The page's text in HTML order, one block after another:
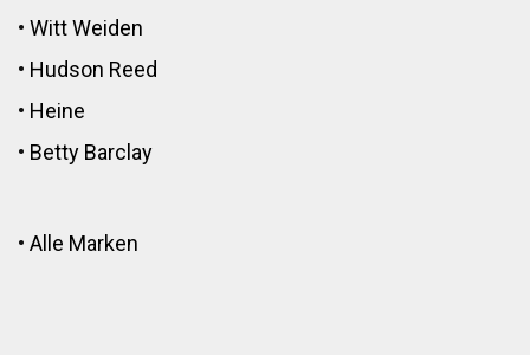
• Witt Weiden
• Hudson Reed
• Heine
• Betty Barclay
• Alle Marken